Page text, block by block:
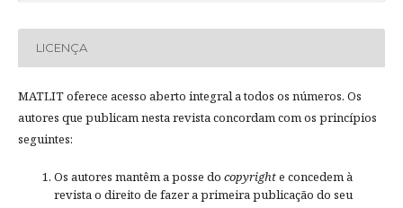
LICENÇA
MATLIT oferece acesso aberto integral a todos os números. Os
autores que publicam nesta revista concordam com os princípios
seguintes:
Os autores mantêm a posse do copyrighte concedem à
revista o direito de fazer a primeira publicação do seu